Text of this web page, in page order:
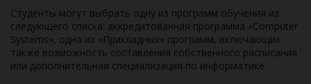
Студенты могут выбрать одну из программ обучения из
следующего списка: аккредитованная программа «Computer
Systems», одна из «Прикладных» программ, включающих
также возможность составления собственного расписания
или дополнительная специализация по информатике.